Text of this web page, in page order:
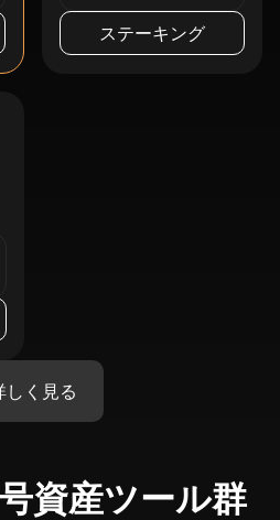
ステーキング
しく見る
資産ツール群